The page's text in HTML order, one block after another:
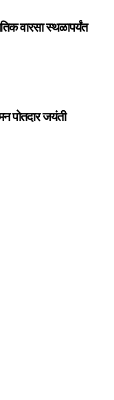
वारसा स्थळापर्यंत
पोतदार जयंती